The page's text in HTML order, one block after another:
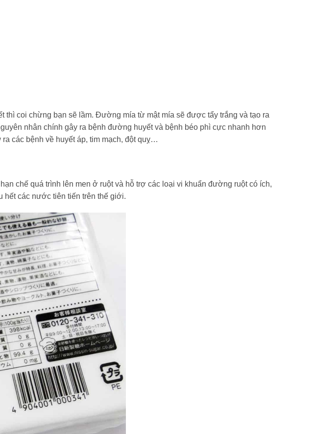
coi chừng bạn sẽ lầm. Đường mía từ mật mía sẽ được tẩy trắng và tạo ra
nhân chính gây ra bệnh đường huyết và bệnh béo phì cực nhanh hơn
các bệnh về huyết áp, tim mạch, đột quỵ…
chế quá trình lên men ở ruột và hỗ trợ các loại vi khuẩn đường ruột có ích,
hết các nước tiên tiến trên thế giới.